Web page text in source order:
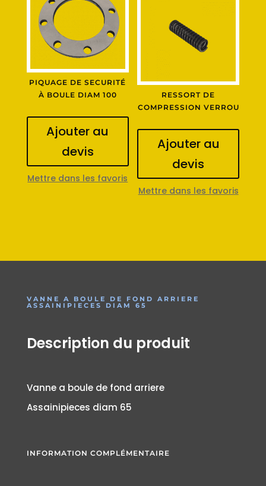
PIQUAGE DE SECURITÉ
À BOULE DIAM 100
Ajouter au
devis
Mettre dans les favoris
RESSORT DE
COMPRESSION VERROU
Ajouter au
devis
Mettre dans les favoris
VANNE A BOULE DE FOND ARRIERE
ASSAINIPIECES DIAM 65
Description du produit
Vanne a boule de fond arriere
Assainipieces diam 65
INFORMATION COMPLÉMENTAIRE